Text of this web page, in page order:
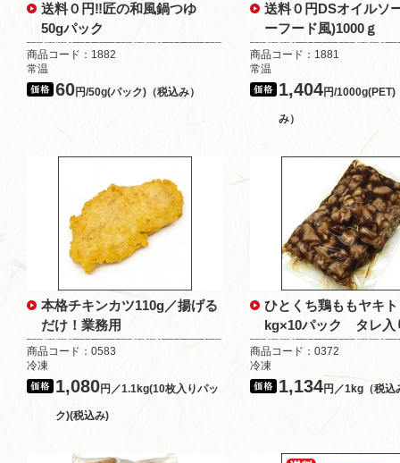
送料０円‼匠の和風鍋つゆ
50gパック
商品コード：1882
常温
60円/50g(パック)（税込み）
送料０円DSオイルソ
ーフード風)1000ｇ
商品コード：1881
常温
1,404円/1000g(PET)
み）
本格チキンカツ110g／揚げる
だけ！業務用
商品コード：0583
冷凍
1,080円／1.1kg(10枚入りパッ
ク)(税込み)
ひとくち鶏ももヤキ
kg×10パック タレ入
商品コード：0372
冷凍
1,134円／1kg（税込